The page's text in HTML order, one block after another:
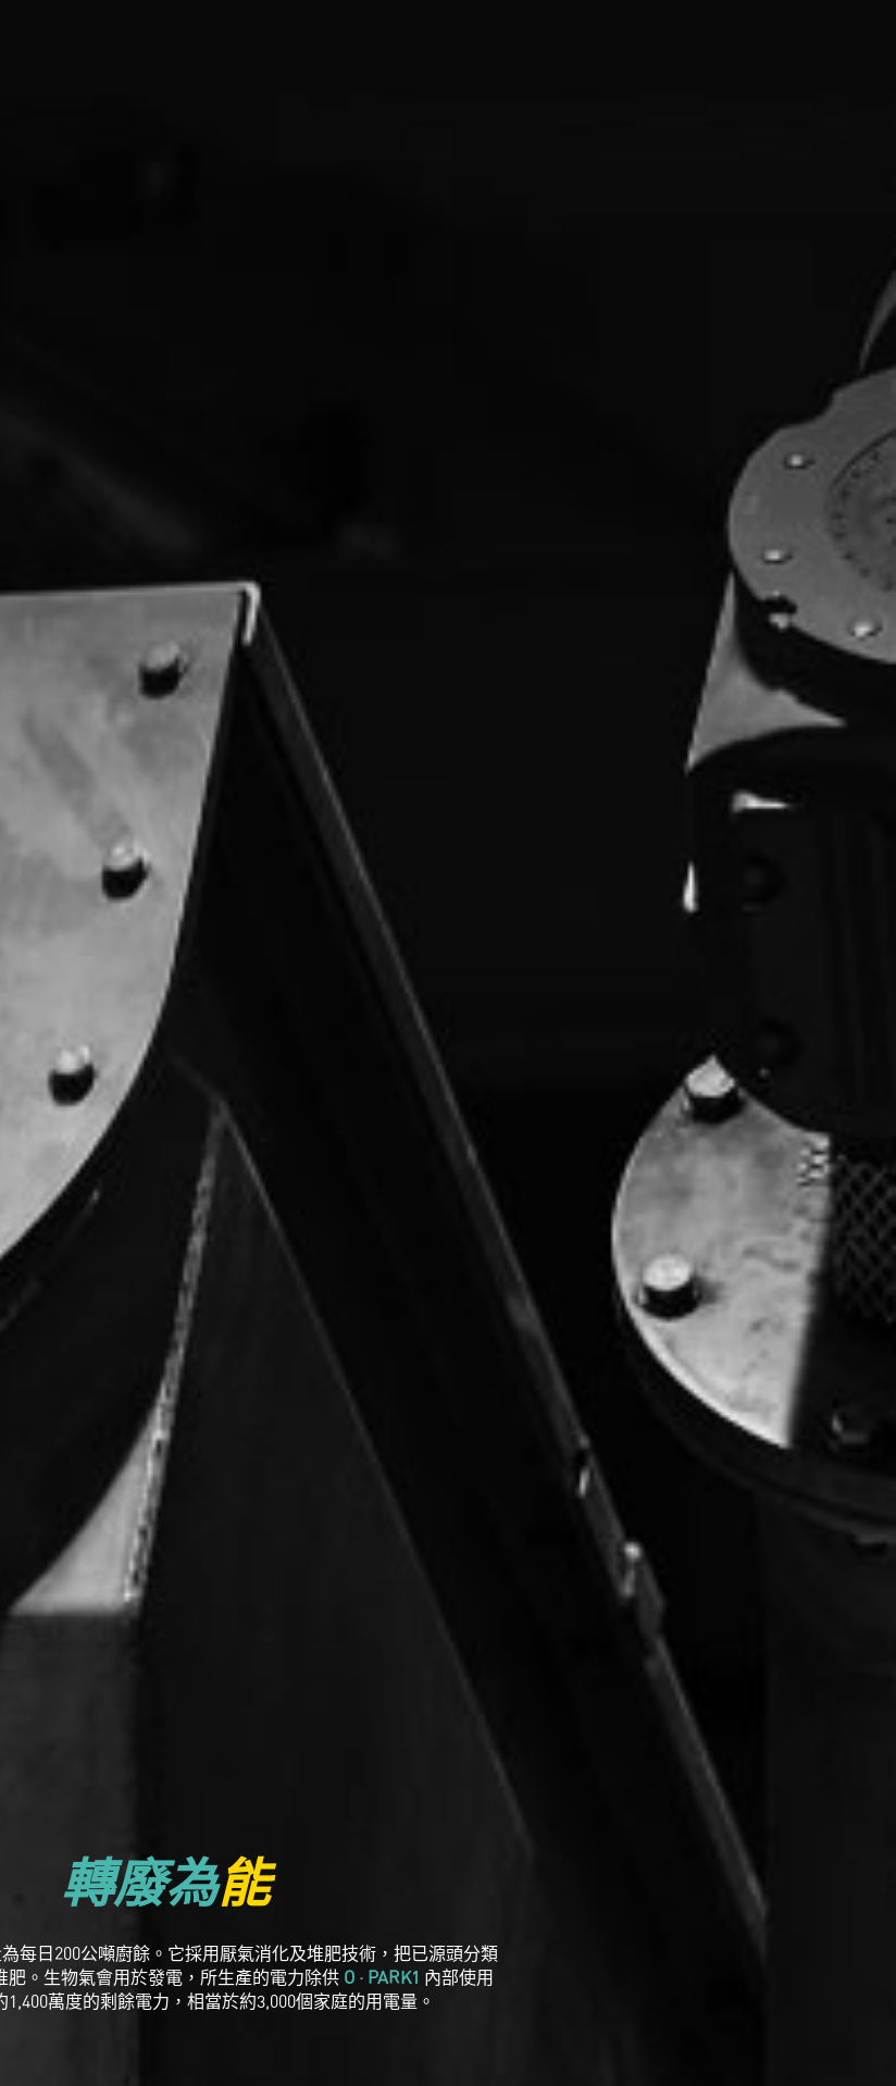
轉廢為能
每日200公噸廚餘。它採用厭氣消化及堆肥技術，把已源頭分類
肥。生物氣會用於發電，所生產的電力除供 O · PARK1 內部使用
萬度的剩餘電力，相當於約3,000個家庭的用電量。